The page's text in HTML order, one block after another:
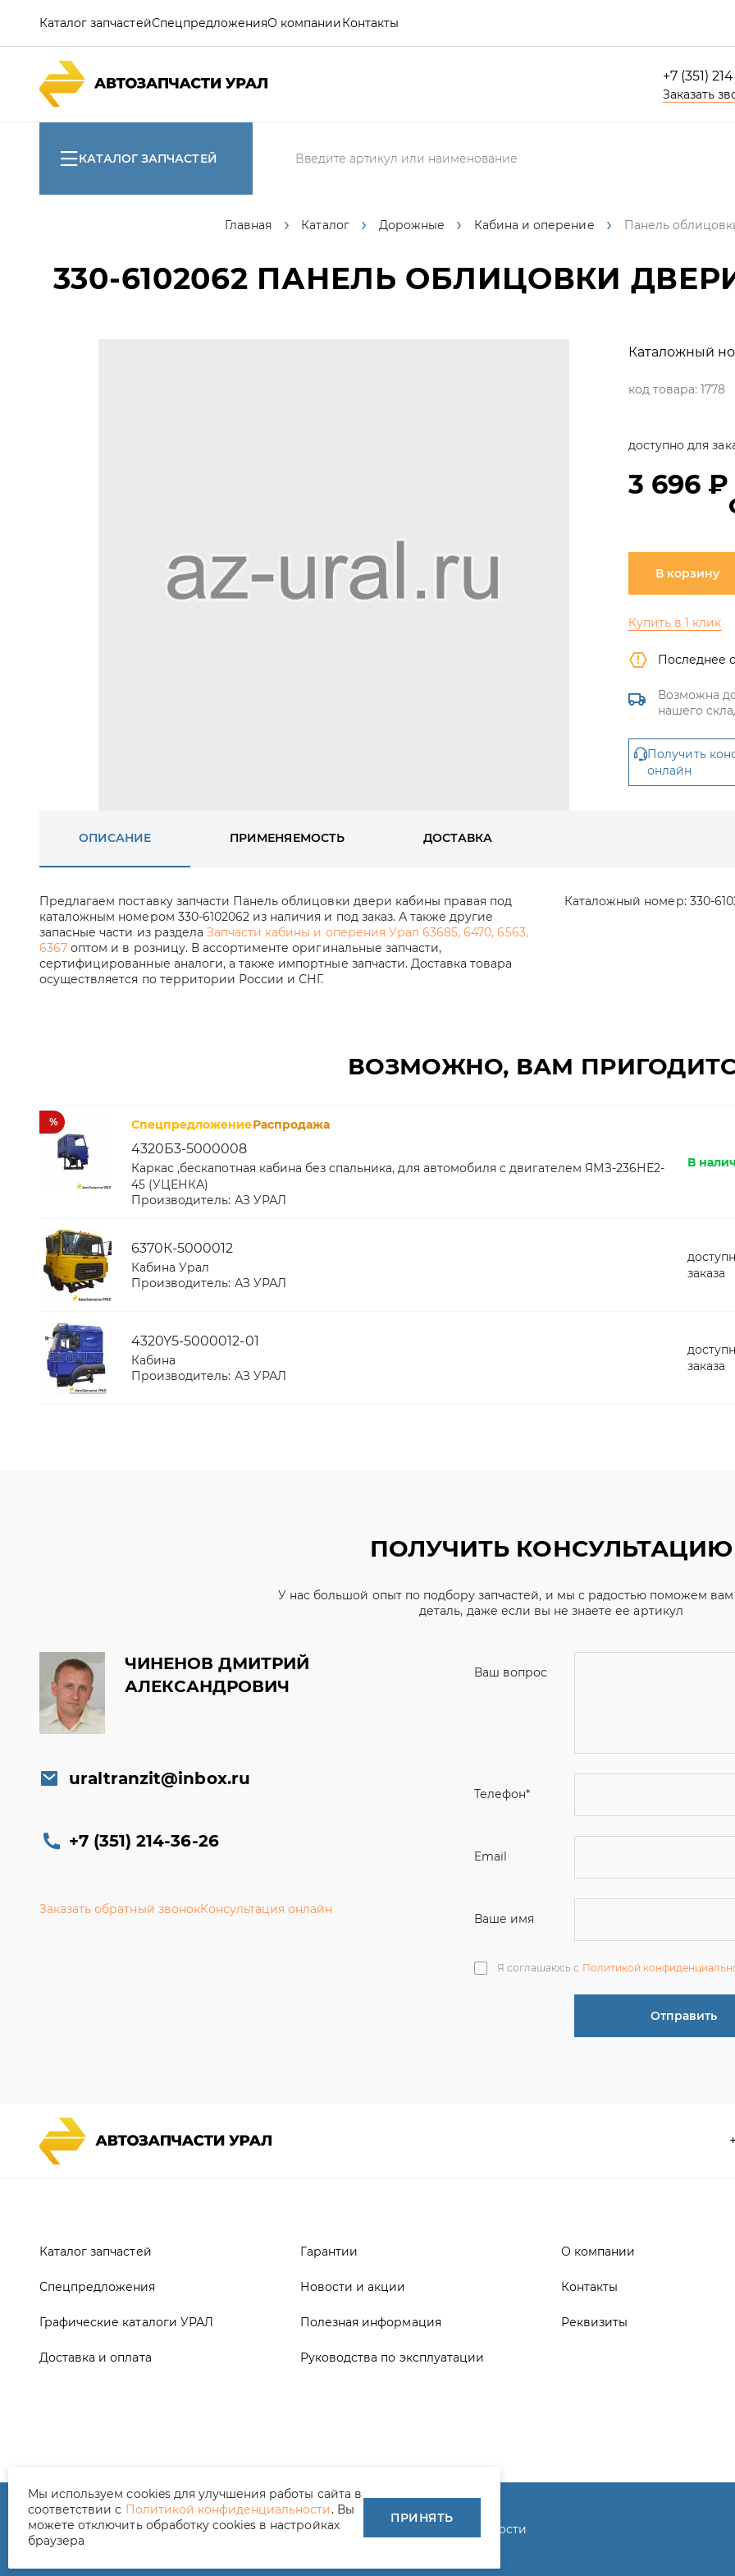
Каталог запчастейСпецпредложенияО компанииКонтакты
+7 (351)
Заказать
КАТАЛОГ ЗАПЧАСТЕЙ
Главная Каталог Дорожные Кабина и оперение Панель
330-6102062 ПАНЕЛЬ ОБЛИЦОВКИ
Каталожный
код товара: 1778
доступно для
3 696 ₽
В корзину
Купить в 1 клик
Последнее
Возможна
нашего
Получить
онлайн
ОПИСАНИЕ ПРИМЕНЯЕМОСТЬ ДОСТАВКА
Предлагаем поставку запчасти Панель облицовки двери кабины правая под
каталожным номером 330-6102062 из наличия и под заказ. А также другие
запасные части из раздела Запчасти кабины и оперения Урал 63685, 6470, 6563,
6367 оптом и в розницу. В ассортименте оригинальные запчасти,
сертифицированные аналоги, а также импортные запчасти. Доставка товара
осуществляется по территории России и СНГ.
Каталожный номер: 330-
ВОЗМОЖНО, ВАМ
% СпецпредложениеРаспродажа
4320Б3-5000008
Каркас ,бескапотная кабина без спальника, для автомобиля с двигателем ЯМЗ-236НЕ2-
45 (УЦЕНКА)
Производитель: АЗ УРАЛ
В
6370К-5000012
Кабина Урал
Производитель: АЗ УРАЛ
заказа
4320Y5-5000012-01
Кабина
Производитель: АЗ УРАЛ
заказа
ПОЛУЧИТЬ КОНСУЛЬТАЦИЮ
У нас большой опыт по подбору запчастей, и мы с радостью поможем
деталь, даже если вы не знаете ее артикул
ЧИНЕНОВ ДМИТРИЙ
АЛЕКСАНДРОВИЧ
uraltranzit@inbox.ru
+7 (351) 214-36-26
Заказать обратный звонокКонсультация онлайн
Ваш вопрос
Я соглашаюсь с
Отправить
Каталог запчастей
Мы используем cookies для улучшения работы сайта в
соответствии с Политикой конфиденциальности. Вы
можете отключить обработку cookies в настройках
браузера
ПРИНЯТЬ